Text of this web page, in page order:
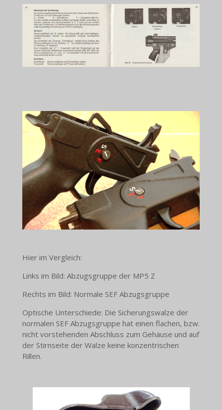
Hier im Vergleich:
Links im Bild: Abzugsgruppe der MP5 Z
Rechts im Bild: Normale SEF Abzugsgruppe
Optische Unterschiede: Die Sicherungswalze der
normalen SEF Abzugsgruppe hat einen flachen, bzw.
nicht vorstehenden Abschluss zum Gehäuse und auf
der Stirnseite der Walze keine konzentrischen
Rillen.